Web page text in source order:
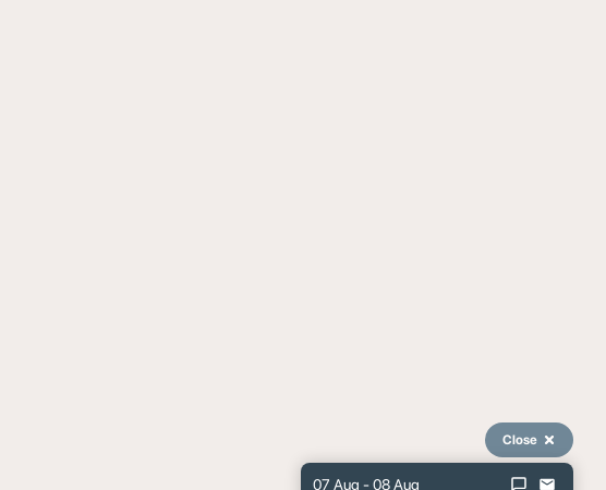
Close
07 Aug - 08 Aug